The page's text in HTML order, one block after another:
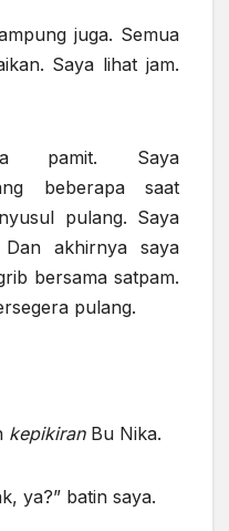
juga. Semua
Saya lihat jam.
pamit. Saya
beberapa saat
pulang. Saya
akhirnya saya
bersama satpam.
pulang.
kepikiranBu Nika.
ya?” batin saya.